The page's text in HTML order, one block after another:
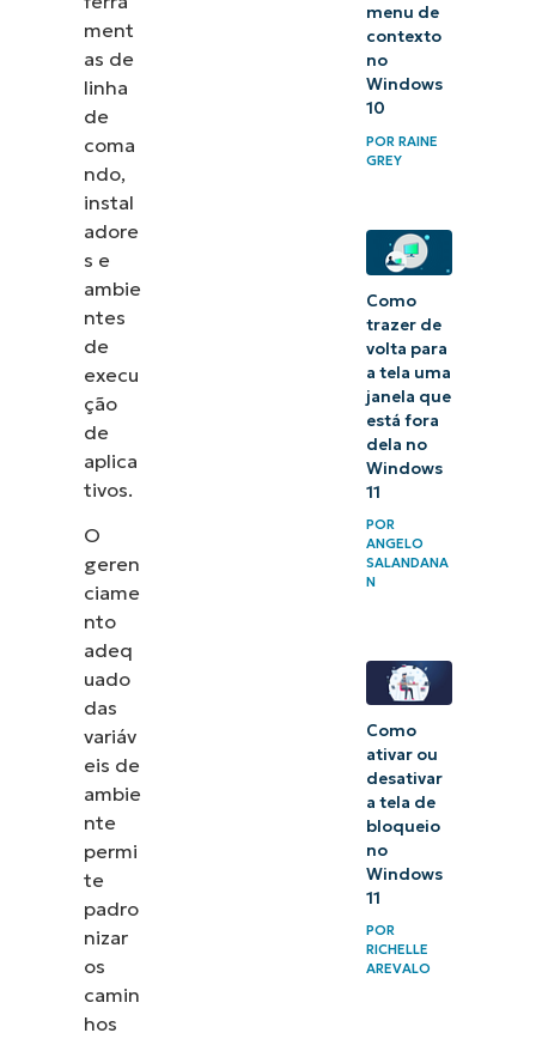
ment
as de
linha
de
coma
ndo,
instal
adore
s e
ambie
ntes
de
execu
ção
de
aplica
tivos.
O
geren
ciame
nto
adeq
uado
das
variáv
eis de
ambie
nte
permi
te
padro
nizar
os
camin
hos
menu de
contexto
no
Windows
10
POR RAINE
GREY
Como
trazer de
volta para
a tela uma
janela que
está fora
dela no
Windows
11
POR
ANGELO
SALANDANA
N
Como
ativar ou
desativar
a tela de
bloqueio
no
Windows
11
POR
RICHELLE
AREVALO